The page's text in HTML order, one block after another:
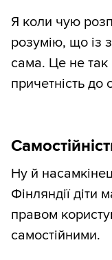
Я коли чую
розумію, що із
сама. Це не так
причетність до
Ну й
Фінляндії діти
правом
самостійними.